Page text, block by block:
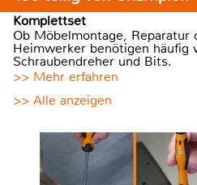
Komplettset
Ob Möbelmontage, Reparatur
Heimwerker benötigen häufig
Schraubendreher und Bits.
>> Mehr erfahren
>> Alle anzeigen